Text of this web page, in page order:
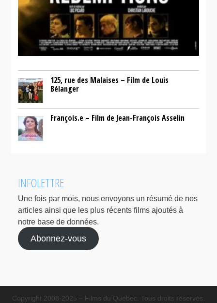
125, rue des Malaises – Film de Louis
Bélanger
François.e – Film de Jean-François Asselin
INFOLETTRE
Une fois par mois, nous envoyons un résumé de nos
articles ainsi que les plus récents films ajoutés à
notre base de données.
Abonnez-vous
Copyright 2008-2025 – Films du Québec. Tous droits réservés.